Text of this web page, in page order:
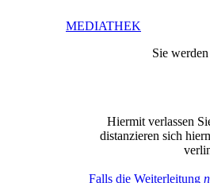
MEDIATHEK
Sie
Hiermit verlassen
distanzieren sich